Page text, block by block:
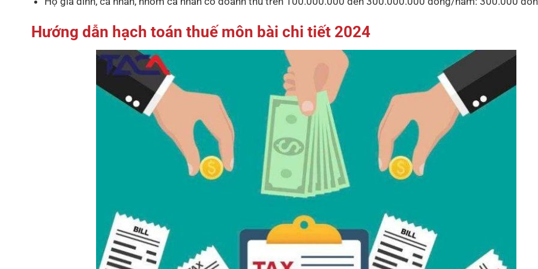
Hướng dẫn hạch toán thuế môn bài chi tiết 2024